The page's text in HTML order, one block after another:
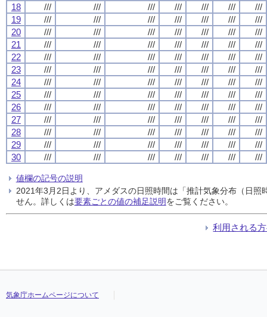
18
/// /// /// /// /// ///
///
19
/// /// /// /// /// ///
///
20
/// /// /// /// /// ///
///
21
/// /// /// /// /// ///
///
22
/// /// /// /// /// ///
///
23
/// /// /// /// /// ///
///
24
/// /// /// /// /// ///
///
25
/// /// /// /// /// ///
///
26
/// /// /// /// /// ///
///
27
/// /// /// /// /// ///
///
28
/// /// /// /// /// ///
///
29
/// /// /// /// /// ///
///
30
/// /// /// /// /// /// ///
値欄の記号の説明
2021年3月2日より、アメダスの日照時間は「推計気象分布（日
せん。詳しくは要素ごとの値の補足説明をご覧ください。
利用される
気象庁ホームページについて